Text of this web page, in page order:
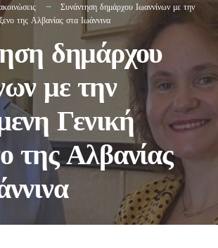
Συνάντηση δημάρχου Ιωαννίνων με την
της Αλβανίας στα Ιωάννινα
δημάρχου
με την
Γενική
της Αλβανίας